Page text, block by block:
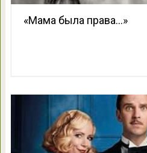
«Мама была права…»